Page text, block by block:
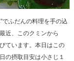
でふだんの料理を手の込
近、このクミンから
ています。本日はこの
の摂取目安は小さじ１